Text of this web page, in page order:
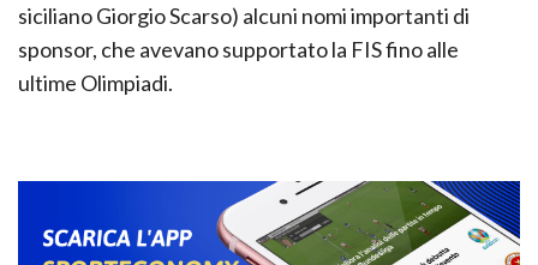
siciliano Giorgio Scarso) alcuni nomi importanti di
sponsor, che avevano supportato la FIS fino alle
ultime Olimpiadi.